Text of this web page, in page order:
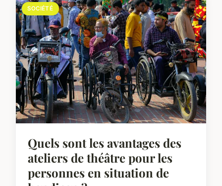
SOCIÉTÉ
Quels sont les avantages des
ateliers de théâtre pour les
personnes en situation de